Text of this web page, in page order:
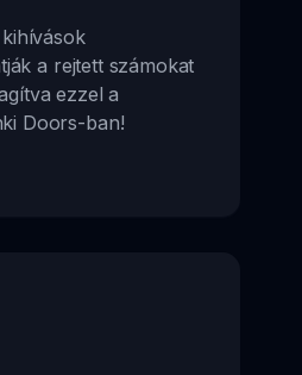
a rejtett számokat
ezzel a
Doors-ban!